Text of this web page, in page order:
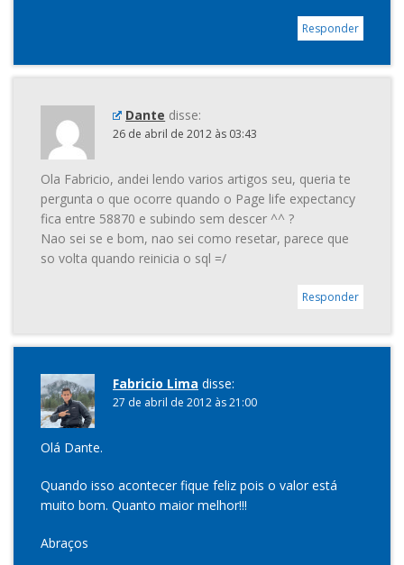
Responder
Dante disse:
26 de abril de 2012 às 03:43
Ola Fabricio, andei lendo varios artigos seu, queria te
pergunta o que ocorre quando o Page life expectancy
fica entre 58870 e subindo sem descer ^^ ?
Nao sei se e bom, nao sei como resetar, parece que
so volta quando reinicia o sql =/
Responder
Fabricio Lima disse:
27 de abril de 2012 às 21:00
Olá Dante.
Quando isso acontecer fique feliz pois o valor está
muito bom. Quanto maior melhor!!!
Abraços